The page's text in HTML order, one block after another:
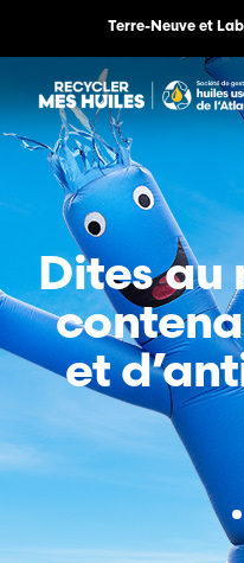
Un
travail
Dites au
et
3